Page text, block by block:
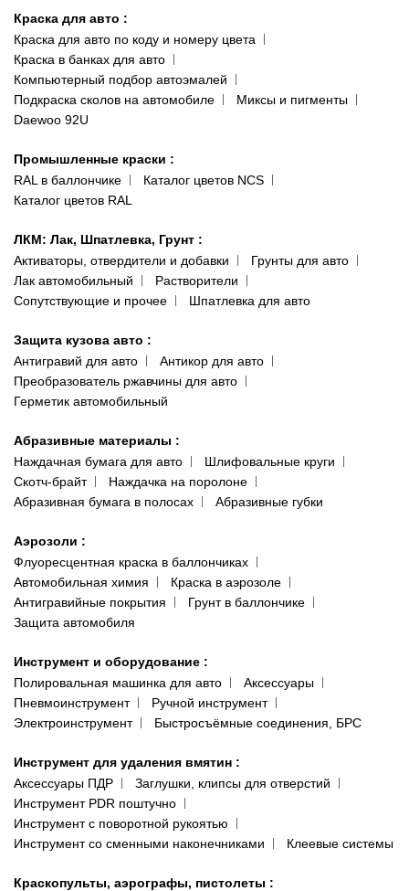
093 611-39-23
(ориентир: Интайм №40)
Одесса
пр-т Акад. Глушко, 29
066 554-97-70
Доставка и оплата
Сотрудничество
Наши публикации
Публичная оферта
Политика конфиденциальности
Краска для авто :
Краска для авто по коду и номеру цвета
Краска в банках для авто
Компьютерный подбор автоэмалей
Подкраска сколов на автомобиле
Миксы и пигменты
Daewoo 92U
Промышленные краски :
RAL в баллончике
Каталог цветов NCS
Каталог цветов RAL
ЛКМ: Лак, Шпатлевка, Грунт :
Активаторы, отвердители и добавки
Грунты для авто
Лак автомобильный
Растворители
Сопутствующие и прочее
Шпатлевка для авто
Защита кузова авто :
Антигравий для авто
Антикор для авто
Преобразователь ржавчины для авто
Герметик автомобильный
Абразивные материалы :
Наждачная бумага для авто
Шлифовальные круги
Скотч-брайт
Наждачка на поролоне
Абразивная бумага в полосах
Абразивные губки
Аэрозоли :
Флуоресцентная краска в баллончиках
Автомобильная химия
Краска в аэрозоле
Антигравийные покрытия
Грунт в баллончике
Защита автомобиля
Инструмент и оборудование :
Полировальная машинка для авто
Аксессуары
Пневмоинструмент
Ручной инструмент
Электроинструмент
Быстросъёмные соединения, БРС
Инструмент для удаления вмятин :
Аксессуары ПДР
Заглушки, клипсы для отверстий
Инструмент PDR поштучно
Инструмент с поворотной рукоятью
Инструмент со сменными наконечниками
Клеевые системы
Краскопульты, аэрографы, пистолеты :